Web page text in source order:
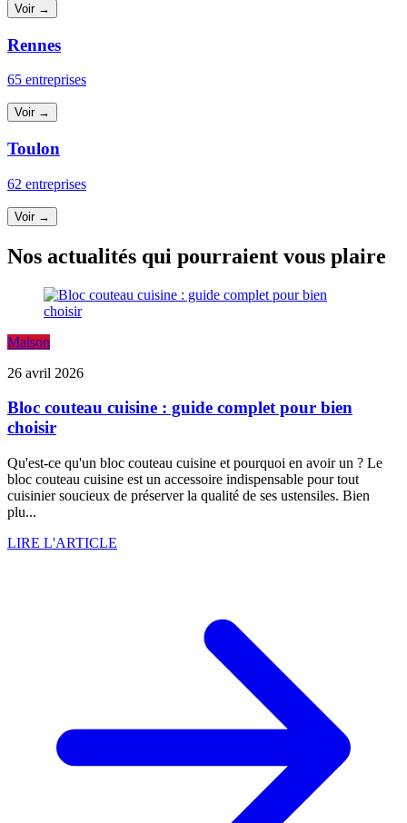
Voir →
Rennes
65 entreprises
Voir →
Toulon
62 entreprises
Voir →
Nos actualités qui pourraient vous plaire
Maison
26 avril 2026
Bloc couteau cuisine : guide complet pour bien
choisir
Qu'est-ce qu'un bloc couteau cuisine et pourquoi en avoir un ? Le
bloc couteau cuisine est un accessoire indispensable pour tout
cuisinier soucieux de préserver la qualité de ses ustensiles. Bien
plu...
LIRE L'ARTICLE